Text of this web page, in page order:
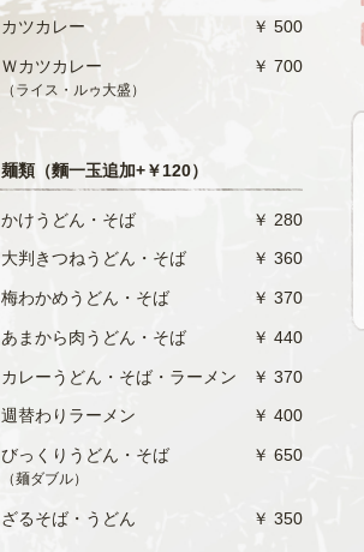
カツカレー ￥ 500
Ｗカツカレー
（ライス・ルゥ大盛）
￥ 700
麺類（麵一玉追加+￥120）
かけうどん・そば ￥ 280
大判きつねうどん・そば ￥ 360
梅わかめうどん・そば ￥ 370
あまから肉うどん・そば ￥ 440
カレーうどん・そば・ラーメン ￥ 370
週替わりラーメン ￥ 400
びっくりうどん・そば
（麺ダブル）
￥ 650
ざるそば・うどん ￥ 350